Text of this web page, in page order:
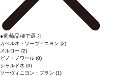
●葡萄品種で選ぶ
カベルネ・ソーヴィニヨン (2)
メルロー (2)
ピノ・ノワール (0)
シャルドネ (0)
ソーヴィニヨン・ブラン (1)